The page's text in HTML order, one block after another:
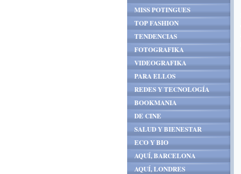
MISS POTINGUES
TOP FASHION
TENDENCIAS
FOTOGRAFIKA
VIDEOGRAFIKA
PARA ELLOS
REDES Y TECNOLOGÍA
BOOKMANIA
DE CINE
SALUD Y BIENESTAR
ECO Y BIO
AQUÍ, BARCELONA
AQUÍ, LONDRES